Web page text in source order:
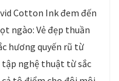
Cotton Ink đem đến
ngào: Vẻ đẹp thuần
hương quyến rũ từ
tập nghệ thuật từ sắc